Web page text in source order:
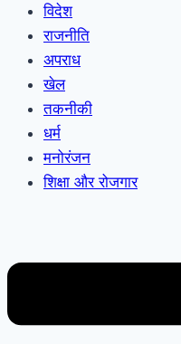
विदेश
राजनीति
अपराध
खेल
तकनीकी
धर्म
मनोरंजन
शिक्षा और रोजगार